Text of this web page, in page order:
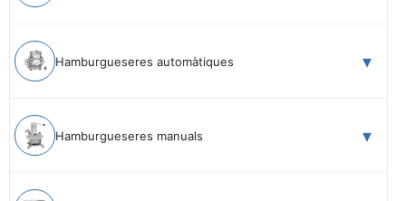
Hamburgueseres automàtiques
Hamburgueseres manuals